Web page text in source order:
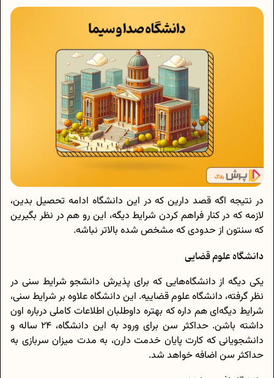
در نتیجه اگه قصد دارین که در این دانشگاه ادامه تحصیل بدین،
لازمه که در کنار فراهم کردن شرایط دیگه، این رو هم در نظر بگیرین
که سنتون از حدودی که مشخص شده بالاتر نباشه.
دانشگاه علوم قضایی
یکی دیگه از دانشگاه‌هایی که برای پذیرش دانشجو شرایط سنی در
نظر گرفته، دانشگاه علوم قضاییه. این دانشگاه علاوه بر شرایط سنی،
شرایط دیگه‌ای هم داره که بهتره داوطلبان اطلاعات کاملی درباره اون
داشته باشن. حداکثر سن برای ورود به این دانشگاه، 24 ساله و
دانشجویانی که کارت پایان خدمت دارن، به مدت میزان سربازی به
حداکثر سن اضافه خواهد شد.